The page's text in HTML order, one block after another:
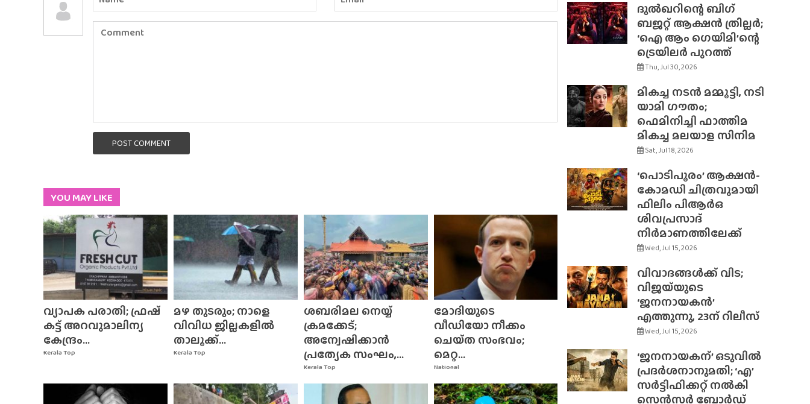
POST COMMENT
YOU MAY LIKE
Kerala Top
വ്യാപക പരാതി; ഫ്രഷ്
കട്ട് അറവുമാലിന്യ
കേന്ദ്രം...
Kerala Top
മഴ തുടരും; നാളെ
വിവിധ ജില്ലകളിൽ
താലൂക്ക്...
Kerala Top
ശബരിമല നെയ്യ്
ക്രമക്കേട്;
അന്വേഷിക്കാൻ
പ്രത്യേക സംഘം,...
National
മോദിയുടെ
വീഡിയോ നീക്കം
ചെയ്‌ത സംഭവം;
മെറ്റ...
ദുൽഖറിന്റെ ബിഗ്
ബജറ്റ് ആക്ഷൻ ത്രില്ലർ;
‘ഐ ആം ഗെയിമി’ന്റെ
ട്രെയിലർ പുറത്ത്
Thu, Jul 30, 2026
മികച്ച നടൻ മമ്മൂട്ടി, നടി
യാമി ഗൗതം;
ഫെമിനിച്ചി ഫാത്തിമ
മികച്ച മലയാള സിനിമ
Sat, Jul 18, 2026
‘പൊടിപൂരം’ ആക്ഷൻ-
കോമഡി ചിത്രവുമായി
ഫിലിം പിആർഒ
ശിവപ്രസാദ്
നിർമാണത്തിലേക്ക്
Wed, Jul 15, 2026
വിവാദങ്ങൾക്ക് വിട;
വിജയ്‌യുടെ
‘ജനനായകൻ’
എത്തുന്നു, 23ന് റിലീസ്
Wed, Jul 15, 2026
‘ജനനായകന്’ ഒടുവിൽ
പ്രദർശനാനുമതി; ‘എ’
സർട്ടിഫിക്കറ്റ് നൽകി
സെൻസർ ബോർഡ്